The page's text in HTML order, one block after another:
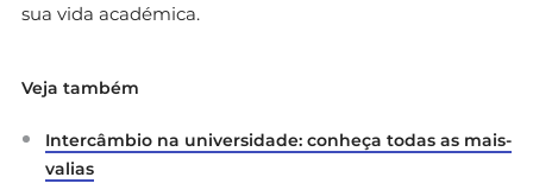
sua vida académica.
Veja também
Intercâmbio na universidade: conheça todas as mais-
valias